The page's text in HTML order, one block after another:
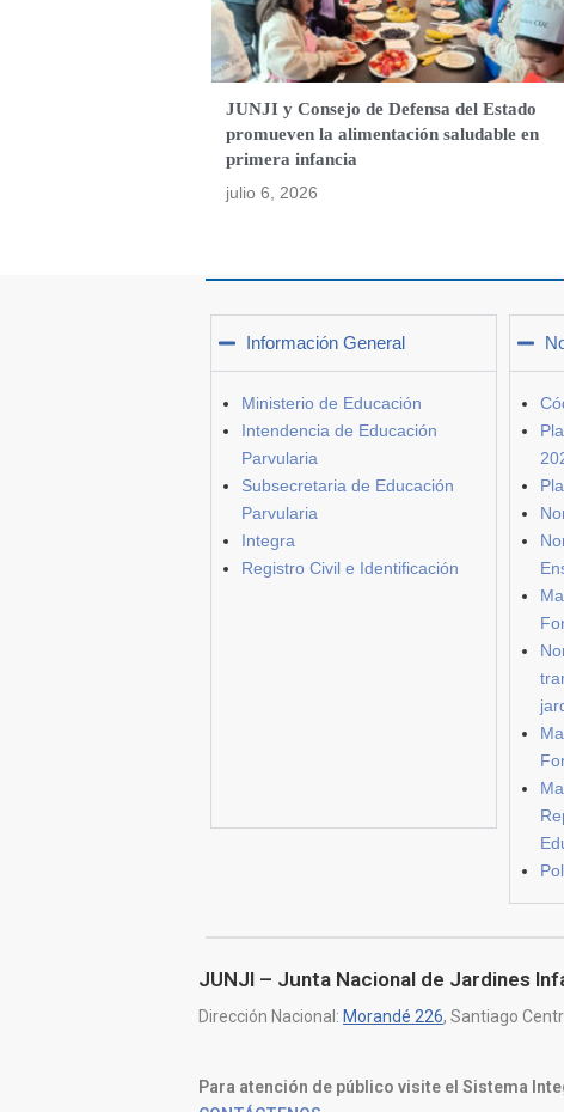
JUNJI y Consejo de Defensa del Estado
promueven la alimentación saludable en
primera infancia
julio 6, 2026
Información General
Ministerio de Educación
Intendencia de Educación
Parvularia
Subsecretaria de Educación
Parvularia
Integra
Registro Civil e Identificación
JUNJI – Junta Nacional de Jardines
Dirección Nacional: Morandé 226, Santiago
Para atención de público visite el Sistema